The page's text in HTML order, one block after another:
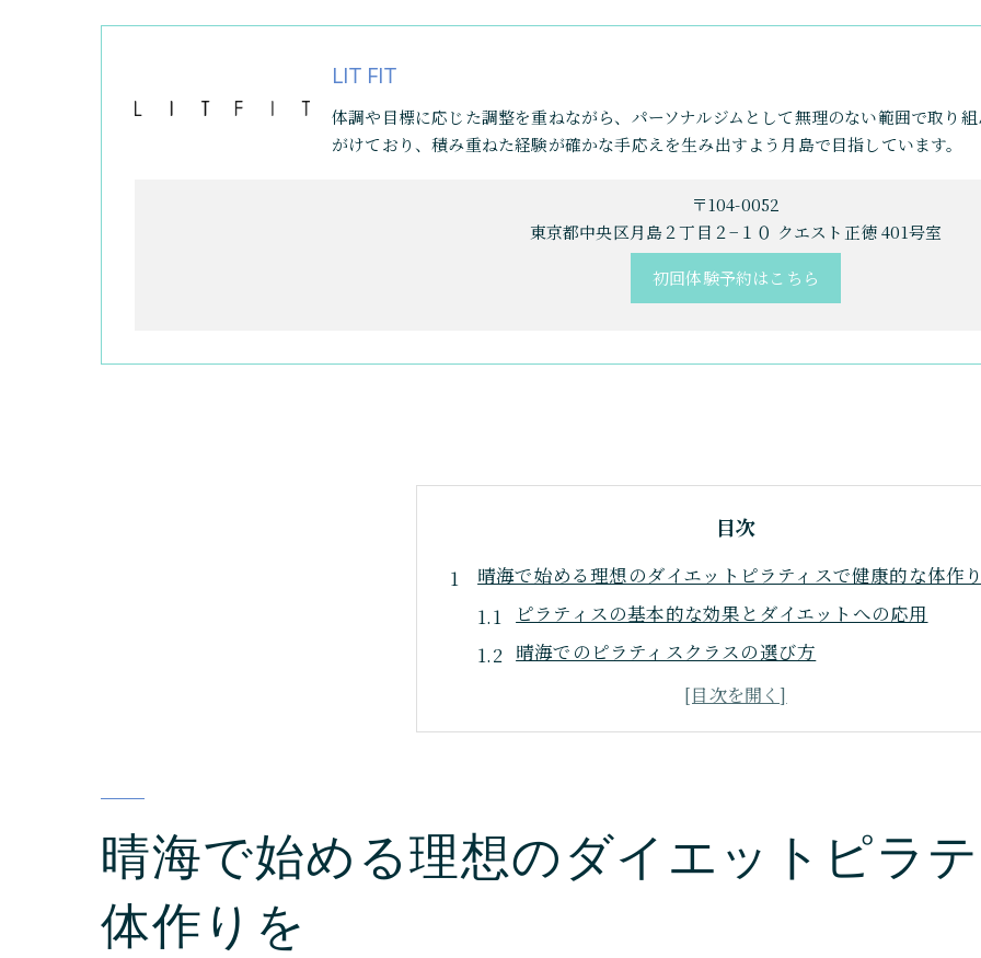
LIT FIT
体調や目標に応じた調整を重ねながら、パーソナルジムとして無理のない範囲で取り
がけており、積み重ねた経験が確かな手応えを生み出すよう月島で目指しています。
〒104-0052
東京都中央区月島２丁目２−１０ クエスト正徳 401号室
初回体験予約はこちら
目次
晴海で始める理想のダイエットピラティスで健康的な体作
ピラティスの基本的な効果とダイエットへの応用
晴海でのピラティスクラスの選び方
成功事例から学ぶピラティスでのダイエット
ピラティスを通じて得られる継続的な健康管理
ダイエットに最適な晴海のピラティスで姿勢も筋力もアッ
正しい姿勢がもたらす健康への影響
晴海で始める理想のダイエットピラ
体作りを